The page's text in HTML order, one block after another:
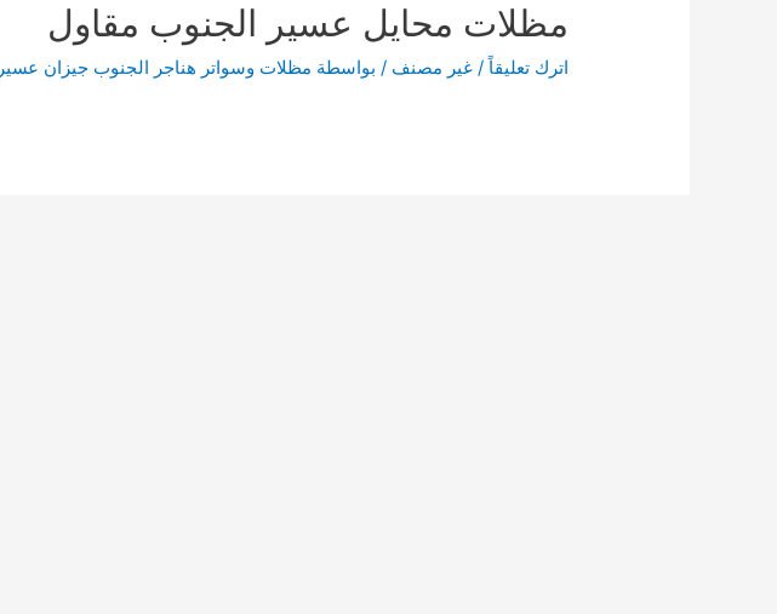
مظلات محايل عسير الجنوب مقاول
اترك تعليقاً /غير مصنف / بواسطة مظلات وسواتر هناجر الجنوب جيزان عسير